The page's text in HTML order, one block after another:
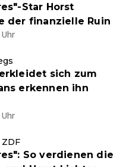
Star Horst
der finanzielle Ruin
sich zum
erkennen ihn
So verdienen die